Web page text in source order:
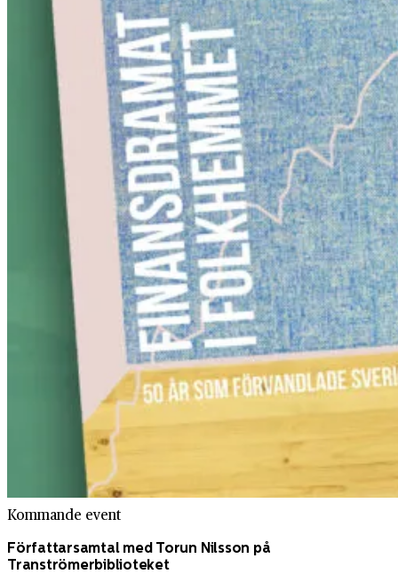
Kommande event
Författarsamtal med Torun Nilsson på
Tranströmerbiblioteket